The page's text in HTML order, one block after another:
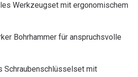
Werkzeugset mit ergonomischem
Bohrhammer für anspruchsvolle
Schraubenschlüsselset mit